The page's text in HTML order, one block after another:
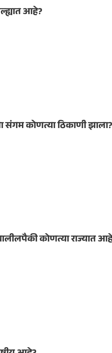
आहे?
संगम कोणत्या ठिकाणी झाला?
कोणत्या राज्यात